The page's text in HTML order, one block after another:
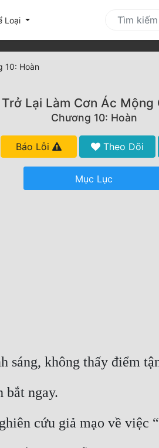
Loại
10: Hoàn
Lại Làm Cơn Ác Mộng
Chương 10: Hoàn
Báo Lỗi Theo Dõi
Mục Lục
sáng, không thấy điểm
bắt ngay.
cứu giả mạo về việc